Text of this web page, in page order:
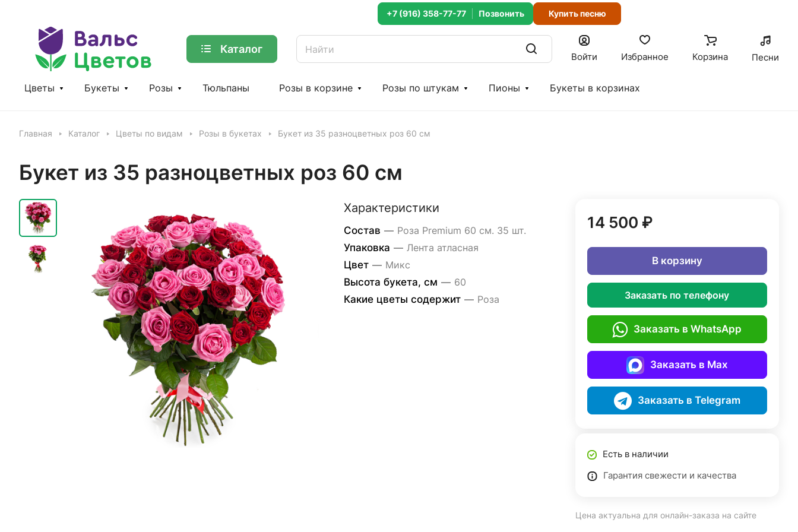
+7 (916) 358-77-77 Купить песню
Каталог
Войти Избранное Корзина Песни
Цветы Букеты Розы Тюльпаны Розы в корзине Розы по штукам Пионы Букеты в корзинах
Главная Каталог Цветы по видам Розы в букетах Букет из 35 разноцветных роз 60 см
Букет из 35 разноцветных роз 60 см
Характеристики
Состав — Роза Premium 60 см. 35 шт.
Упаковка — Лента атласная
Цвет — Микс
Высота букета, см — 60
Какие цветы содержит — Роза
14 500 ₽
В корзину
Заказать по телефону
Заказать в WhatsApp
Заказать в Max
Заказать в Telegram
Есть в наличии
Гарантия свежести и качества
Цена актуальна для онлайн-заказа на сайте